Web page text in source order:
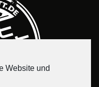
Website und